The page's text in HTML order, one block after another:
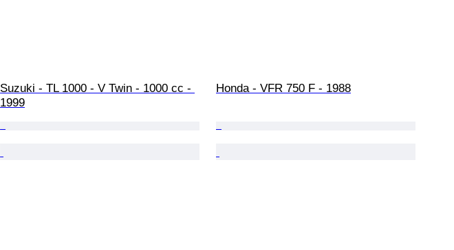
Suzuki - TL 1000 - V Twin - 1000 cc -
1999
Honda - VFR 750 F - 1988